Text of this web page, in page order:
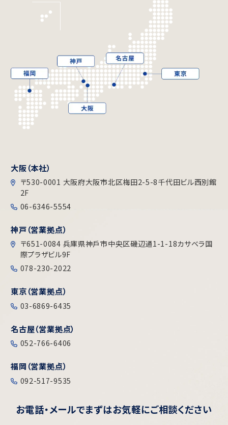
大阪（本社）
〒530-0001 大阪府大阪市北区梅田2-5-8千代田ビル⻄別館
2F
06-6346-5554
神戸（営業拠点）
〒651-0084 兵庫県神戶市中央区磯辺通1-1-18カサベラ国
際プラザビル9F
078-230-2022
東京（営業拠点）
03-6869-6435
名古屋（営業拠点）
052-766-6406
福岡（営業拠点）
092-517-9535
お電話・メールでまずはお気軽にご相談ください